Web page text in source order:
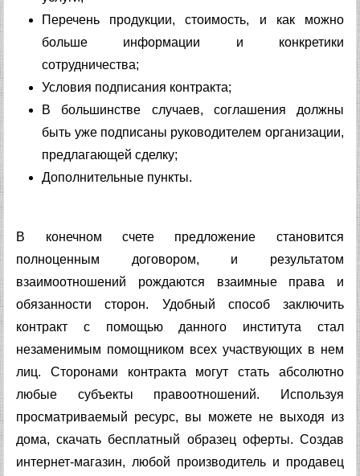
Перечень продукции, стоимость, и как можно
больше информации и конкретики
сотрудничества;
Условия подписания контракта;
В большинстве случаев, соглашения должны
быть уже подписаны руководителем организации,
предлагающей сделку;
Дополнительные пункты.
В конечном счете предложение становится
полноценным договором, и результатом
взаимоотношений рождаются взаимные права и
обязанности сторон. Удобный способ заключить
контракт с помощью данного института стал
незаменимым помощником всех участвующих в нем
лиц. Сторонами контракта могут стать абсолютно
любые субъекты правоотношений. Используя
просматриваемый ресурс, вы можете не выходя из
дома, скачать бесплатный образец оферты. Создав
интернет-магазин, любой производитель и продавец